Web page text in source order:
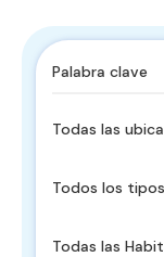
Todas las
Todos los tipos
Todas las